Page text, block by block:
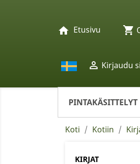
home Etusivu
 Kirjaudu
shopping_cart
PINTAKÄSITTELYT
Koti Kotiin
KIRJAT